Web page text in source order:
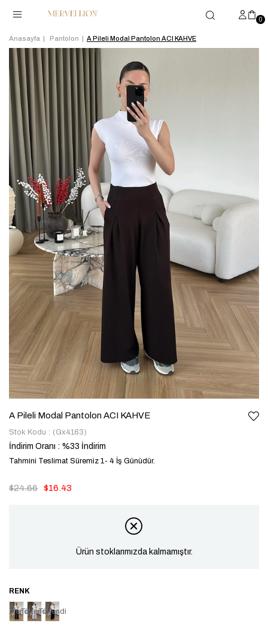
0
Anasayfa Pantolon A Pileli Modal Pantolon ACI KAHVE
A Pileli Modal Pantolon ACI KAHVE
Stok Kodu (Gx4163)
İndirim Oranı : %33 İndirim
Tahmini Teslimat Süremiz 1- 4 İş Günüdür.
$24.66 $16.43
Ürün stoklarımızda kalmamıştır.
TükendiTükendiTükendi